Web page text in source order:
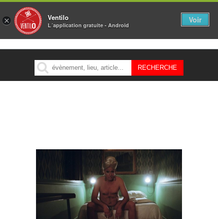
MENU
× Ventilo
L´application gratuite - Android
Voir